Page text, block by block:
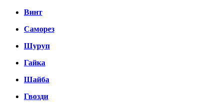
Винт
Саморез
Шуруп
Гайка
Шайба
Гвозди